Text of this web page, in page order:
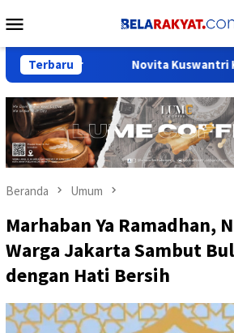
ke
Mobile
Terbaru Novita Kuswantri Korban
Beranda Umum
Marhaban Ya Ramadhan,
Warga Jakarta Sambut
dengan Hati Bersih